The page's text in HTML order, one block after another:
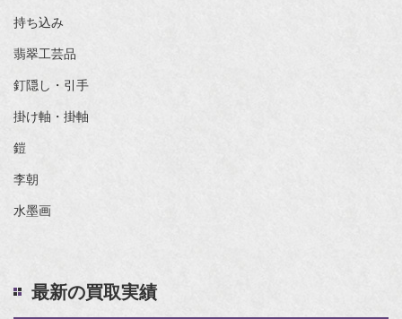
持ち込み
翡翠工芸品
釘隠し・引手
掛け軸・掛軸
鎧
李朝
水墨画
最新の買取実績